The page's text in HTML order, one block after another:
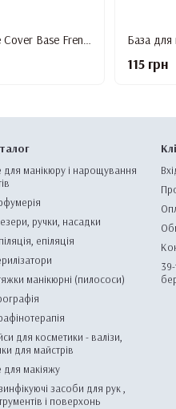
База для гель лаку Lilly Beaute Cover Base French #2, 12 мл
115 грн
для манікюру і нарощування
ручки, насадки
епіляція
манікюрні (пилососи)
для косметики - валізи,
для майстрів
для макіяжу
засоби для рук ,
і поверхонь